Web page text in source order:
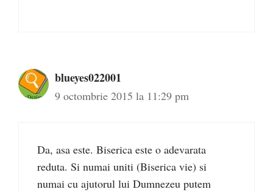
blueyes022001
9 octombrie 2015 la 11:29 pm
Da, asa este. Biserica este o adevarata
reduta. Si numai uniti (Biserica vie) si
numai cu ajutorul lui Dumnezeu putem